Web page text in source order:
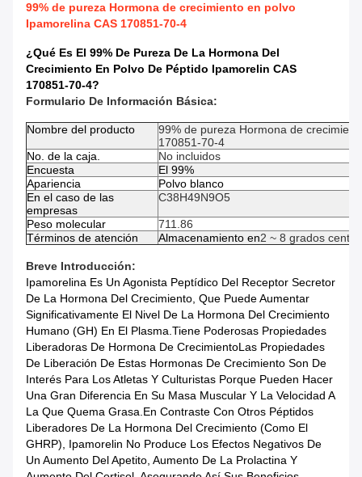
99% de pureza Hormona de crecimiento en polvo
Ipamorelina CAS 170851-70-4
¿Qué Es El 99% De Pureza De La Hormona Del
Crecimiento En Polvo De Péptido Ipamorelin CAS
170851-70-4?
Formulario De Información Básica:
Nombre del producto
99% de pureza Hormona de
170851-70-4
No. de la caja.
No incluidos
Encuesta
El 99%
Apariencia
Polvo blanco
En el caso de las
empresas
C38H49N9O5
Peso molecular
711.86
Términos de atención
Almacenamiento en2 ~ 8 grados
Breve Introducción:
Ipamorelina Es Un Agonista Peptídico Del Receptor Secretor
De La Hormona Del Crecimiento, Que Puede Aumentar
Significativamente El Nivel De La Hormona Del Crecimiento
Humano (GH) En El Plasma.Tiene Poderosas Propiedades
Liberadoras De Hormona De CrecimientoLas Propiedades
De Liberación De Estas Hormonas De Crecimiento Son De
Interés Para Los Atletas Y Culturistas Porque Pueden Hacer
Una Gran Diferencia En Su Masa Muscular Y La Velocidad A
La Que Quema Grasa.En Contraste Con Otros Péptidos
Liberadores De La Hormona Del Crecimiento (como El
GHRP), Ipamorelin No Produce Los Efectos Negativos De
Un Aumento Del Apetito, Aumento De La Prolactina Y